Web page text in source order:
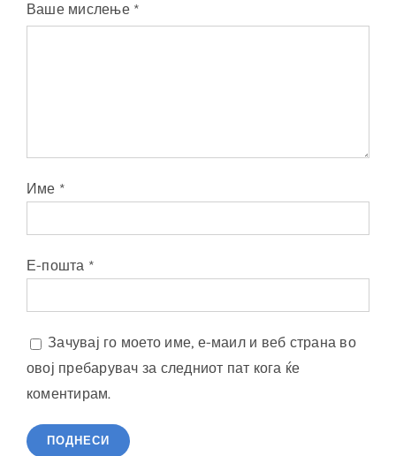
Ваше мислење *
Име *
Е-пошта *
Зачувај го моето име, е-маил и веб страна во
овој пребарувач за следниот пат кога ќе
коментирам.